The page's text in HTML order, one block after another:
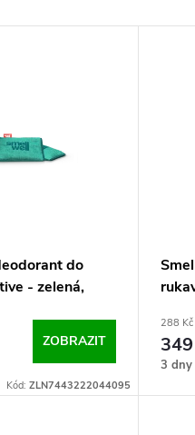
do
- zelená,
ZOBRAZIT
Kód: ZLN7443222044095
288
3 dny